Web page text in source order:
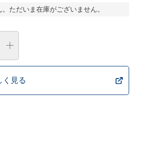
ただいま在庫がございません。
く見る